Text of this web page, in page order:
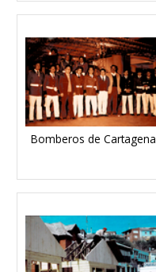
Bomberos de Cartagena